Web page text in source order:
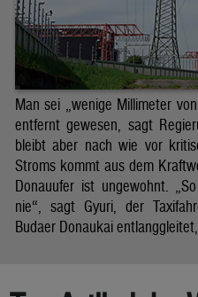
Man sei „wenige Millimeter
entfernt gewesen, sagt
bleibt aber nach wie vor
Stroms kommt aus dem
Donauufer ist ungewohnt.
nie“, sagt Gyuri, der
Budaer Donaukai